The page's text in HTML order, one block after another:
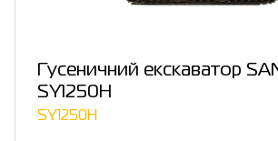
Гусеничний екскаватор
SY1250H
SY1250H